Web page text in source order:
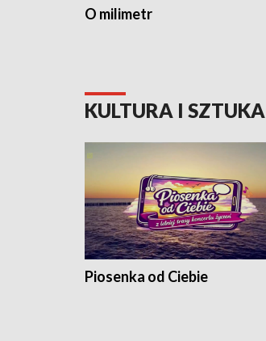
O milimetr
KULTURA I SZTUKA
Piosenka od Ciebie